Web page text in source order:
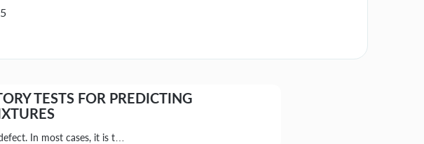
TESTS FOR PREDICTING
In most cases, it is t…